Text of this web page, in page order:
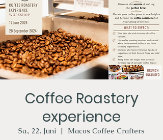
Coffee Roastery
experience
Sa., 22. Juni
  |
Macos Coffee Crafters